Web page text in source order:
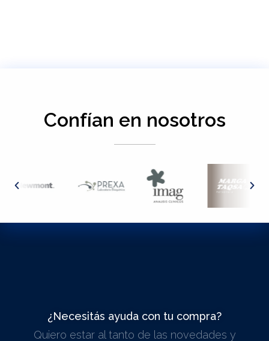
Confían en nosotros
¿Necesitás ayuda con tu compra?
ESCRIBINOS
Quiero estar al tanto de las novedades y